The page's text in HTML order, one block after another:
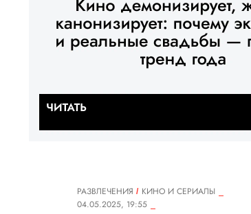
РАЗВЛЕЧЕНИЯ
КИНО И СЕРИАЛЫ
04.05.2025, 19:55